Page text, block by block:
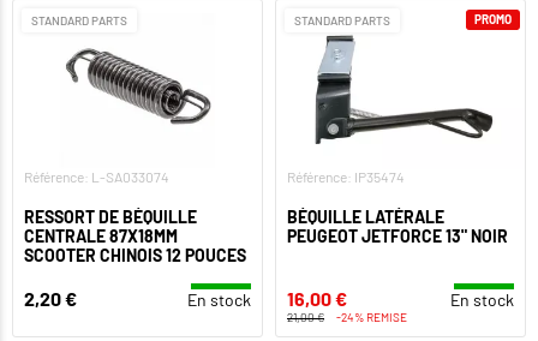
STANDARD PARTS
Référence: L-SA033074
RESSORT DE BÉQUILLE
CENTRALE 87X18MM
SCOOTER CHINOIS 12 POUCES
2,20 € En stock
STANDARD PARTS
Référence: IP35474
BÉQUILLE LATÉRALE
PEUGEOT JETFORCE 13" NOIR
16,00 € En stock
21,00 € -24% REMISE
PROMO